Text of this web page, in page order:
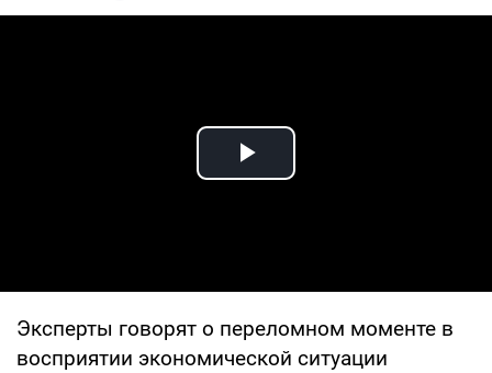
Play Video
Эксперты говорят о переломном моменте в
восприятии экономической ситуации